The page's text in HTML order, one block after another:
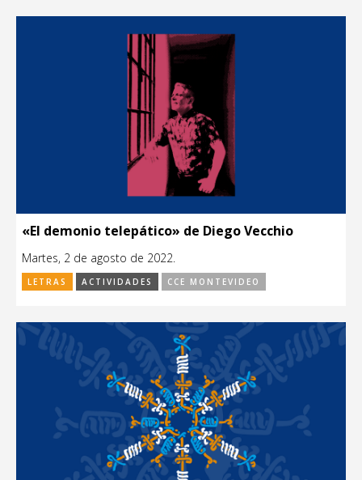
«El demonio telepático» de Diego Vecchio
Martes, 2 de agosto de 2022.
LETRAS ACTIVIDADES CCE MONTEVIDEO